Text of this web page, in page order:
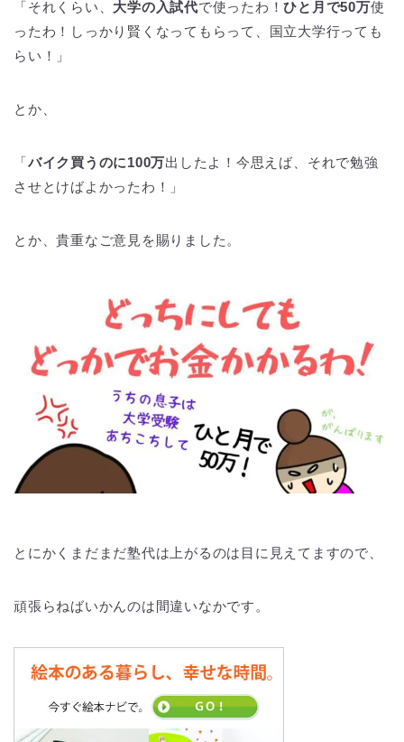
「それくらい、 大学の入試代で使ったわ！ひと月で50万使
ったわ！しっかり賢くなってもらって、国立大学行っても
らい！」
とか、
「バイク買うのに100万出したよ！今思えば、それで勉強
させとけばよかったわ！」
とか、貴重なご意見を賜りました。
とにかくまだまだ塾代は上がるのは目に見えてますので、
頑張らねばいかんのは間違いなかです。